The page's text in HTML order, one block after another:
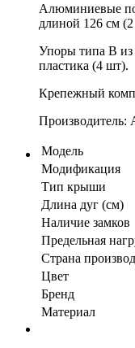
Алюминиевые
длиной 126 см
Упоры типа B из
пластика (4 шт).
Крепежный
Производитель:
Модель
Модификация
Тип крыши
Длина дуг (см)
Наличие замков
Предельная
Страна
Цвет
Бренд
Материал